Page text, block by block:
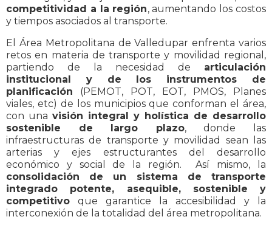
competitividad a la región, aumentando los costos
y tiempos asociados al transporte.
El Área Metropolitana de Valledupar enfrenta varios
retos en materia de transporte y movilidad regional,
partiendo de la necesidad de articulación
institucional y de los instrumentos de
planificación (PEMOT, POT, EOT, PMOS, Planes
viales, etc) de los municipios que conforman el área,
con una visión integral y holística de desarrollo
sostenible de largo plazo, donde las
infraestructuras de transporte y movilidad sean las
arterias y ejes estructurantes del desarrollo
económico y social de la región. Así mismo, la
consolidación de un sistema de transporte
integrado potente, asequible, sostenible y
competitivo que garantice la accesibilidad y la
interconexión de la totalidad del área metropolitana.